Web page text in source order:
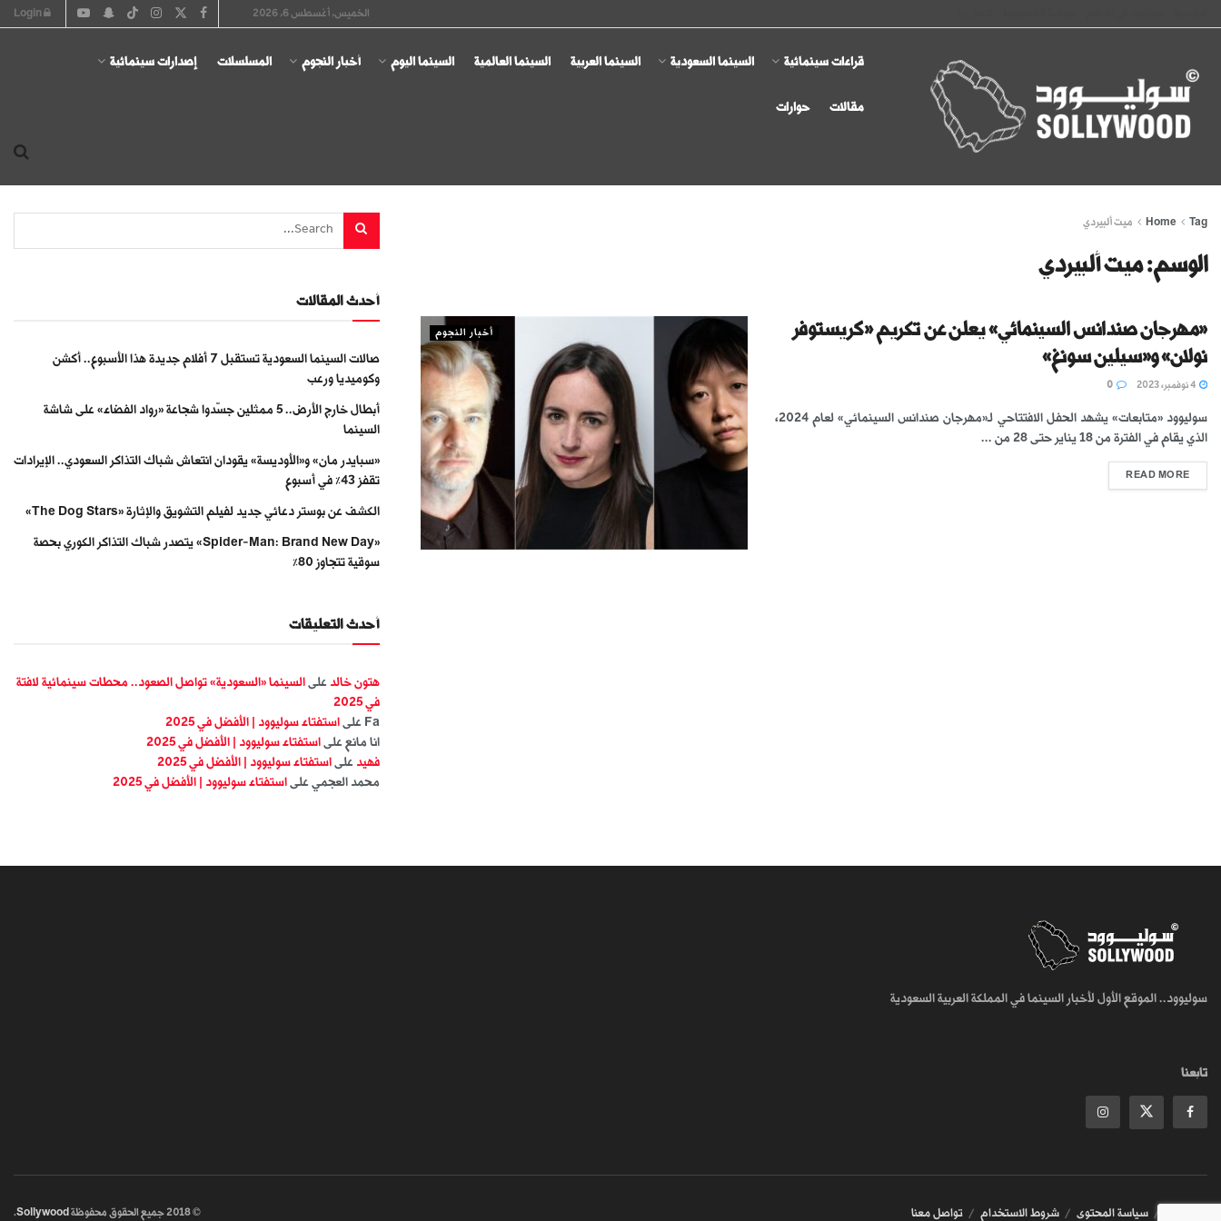
الخميس, أغسطس 6, 2026
قراءات سينمائية السينما السعودية السينما العربية السينما العالمية السينما اليوم أخبار النجوم المسلسلات إصدارات سينمائية
مقالات حوارات
Home Tag ميت ألبيردي
الوسم:ميت ألبيردي
أخبار النجوم
«مهرجان صندانس السينمائي» يعلن عن تكريم «كريستوفر
نولان» و«سيلين سونغ»
سوليوود «متابعات» يشهد الحفل الافتتاحي لـ«مهرجان صندانس السينمائي» لعام 2024،
الذي يقام في الفترة من 18 يناير حتى 28 من ...
READ MORE
أحدث المقالات
صالات السينما السعودية تستقبل 7 أفلام جديدة هذا الأسبوع.. أكشن
وكوميديا ورعب
أبطال خارج الأرض.. 5 ممثلين جسّدوا شجاعة «رواد الفضاء» على شاشة
السينما
«سبايدر مان» و«الأوديسة» يقودان انتعاش شباك التذاكر السعودي.. الإيرادات
تقفز 43% في أسبوع
الكشف عن بوستر دعائي جديد لفيلم التشويق والإثارة «The Dog Stars»
«Spider-Man: Brand New Day» يتصدر شباك التذاكر الكوري بحصة
سوقية تتجاوز 80%
أحدث التعليقات
هتون خالد على السينما «السعودية» تواصل الصعود.. محطات سينمائية لافتة
في 2025
Fa على استفتاء سوليوود | الأفضل في 2025
انا مانع على استفتاء سوليوود | الأفضل في 2025
فهيد على استفتاء سوليوود | الأفضل في 2025
محمد العجمي على استفتاء سوليوود | الأفضل في 2025
سوليوود.. الموقع الأول لأخبار السينما في المملكة العربية السعودية
تابعنا
© 2018 جميع الحقوق محفوظة Sollywood
. سياسة المحتوى شروط الاستخدام تواصل معنا